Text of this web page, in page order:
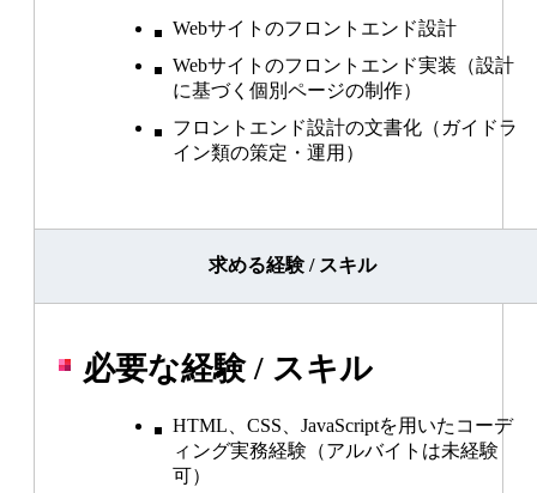
Workplace
社風と組織文化
オフィス案内
最新情報を知る
Blog
Webサイトのフロントエンド設計
Webサイトのフロントエンド実装（設計
に基づく個別ページの制作）
フロントエンド設計の文書化（ガイドラ
イン類の策定・運用）
求める経験 / スキル
必要な経験 / スキル
HTML、CSS、JavaScriptを用いたコーデ
ィング実務経験（アルバイトは未経験
可）